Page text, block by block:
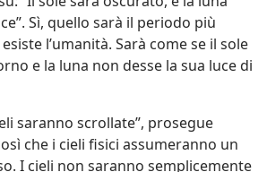
Sì, quello sarà il periodo più
l’umanità. Sarà come se il sole
e la luna non desse la sua luce di
saranno scrollate”, prosegue
che i cieli fisici assumeranno un
I cieli non saranno semplicemente